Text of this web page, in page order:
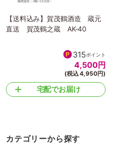
【送料込み】賀茂鶴酒造 蔵元
直送 賀茂鶴之蔵 AK-40
315ポイント
4,500円
(税込 4,950円)
宅配でお届け
カテゴリーから探す